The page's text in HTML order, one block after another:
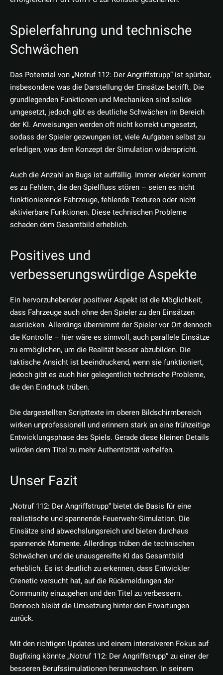
Spielerfahrung und technische
Schwächen
Das Potenzial von „Notruf 112: Der Angriffstrupp“ ist spürbar,
insbesondere was die Darstellung der Einsätze betrifft. Die
grundlegenden Funktionen und Mechaniken sind solide
umgesetzt, jedoch gibt es deutliche Schwächen im Bereich
der KI. Anweisungen werden oft nicht korrekt umgesetzt,
sodass der Spieler gezwungen ist, viele Aufgaben selbst zu
erledigen, was dem Konzept der Simulation widerspricht.
Auch die Anzahl an Bugs ist auffällig. Immer wieder kommt
es zu Fehlern, die den Spielfluss stören – seien es nicht
funktionierende Fahrzeuge, fehlende Texturen oder nicht
aktivierbare Funktionen. Diese technischen Probleme
schaden dem Gesamtbild erheblich.
Positives und
verbesserungswürdige Aspekte
Ein hervorzuhebender positiver Aspekt ist die Möglichkeit,
dass Fahrzeuge auch ohne den Spieler zu den Einsätzen
ausrücken. Allerdings übernimmt der Spieler vor Ort dennoch
die Kontrolle – hier wäre es sinnvoll, auch parallele Einsätze
zu ermöglichen, um die Realität besser abzubilden. Die
taktische Ansicht ist beeindruckend, wenn sie funktioniert,
jedoch gibt es auch hier gelegentlich technische Probleme,
die den Eindruck trüben.
Die dargestellten Scripttexte im oberen Bildschirmbereich
wirken unprofessionell und erinnern stark an eine frühzeitige
Entwicklungsphase des Spiels. Gerade diese kleinen Details
würden dem Titel zu mehr Authentizität verhelfen.
Unser Fazit
„Notruf 112: Der Angriffstrupp“ bietet die Basis für eine
realistische und spannende Feuerwehr-Simulation. Die
Einsätze sind abwechslungsreich und bieten durchaus
spannende Momente. Allerdings trüben die technischen
Schwächen und die unausgereifte KI das Gesamtbild
erheblich. Es ist deutlich zu erkennen, dass Entwickler
Crenetic versucht hat, auf die Rückmeldungen der
Community einzugehen und den Titel zu verbessern.
Dennoch bleibt die Umsetzung hinter den Erwartungen
zurück.
Mit den richtigen Updates und einem intensiveren Fokus auf
Bugfixing könnte „Notruf 112: Der Angriffstrupp“ zu einer der
besseren Berufssimulationen heranwachsen. In seinem